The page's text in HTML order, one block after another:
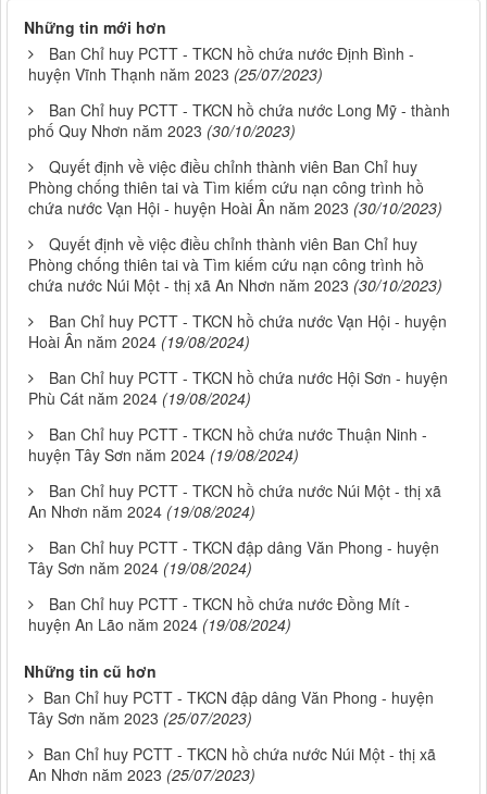
Những tin mới hơn
Ban Chỉ huy PCTT - TKCN hồ chứa nước Định Bình -
huyện Vĩnh Thạnh năm 2023 (25/07/2023)
Ban Chỉ huy PCTT - TKCN hồ chứa nước Long Mỹ - thành
phố Quy Nhơn năm 2023 (30/10/2023)
Quyết định về việc điều chỉnh thành viên Ban Chỉ huy
Phòng chống thiên tai và Tìm kiếm cứu nạn công trình hồ
chứa nước Vạn Hội - huyện Hoài Ân năm 2023 (30/10/2023)
Quyết định về việc điều chỉnh thành viên Ban Chỉ huy
Phòng chống thiên tai và Tìm kiếm cứu nạn công trình hồ
chứa nước Núi Một - thị xã An Nhơn năm 2023 (30/10/2023)
Ban Chỉ huy PCTT - TKCN hồ chứa nước Vạn Hội - huyện
Hoài Ân năm 2024 (19/08/2024)
Ban Chỉ huy PCTT - TKCN hồ chứa nước Hội Sơn - huyện
Phù Cát năm 2024 (19/08/2024)
Ban Chỉ huy PCTT - TKCN hồ chứa nước Thuận Ninh -
huyện Tây Sơn năm 2024 (19/08/2024)
Ban Chỉ huy PCTT - TKCN hồ chứa nước Núi Một - thị xã
An Nhơn năm 2024 (19/08/2024)
Ban Chỉ huy PCTT - TKCN đập dâng Văn Phong - huyện
Tây Sơn năm 2024 (19/08/2024)
Ban Chỉ huy PCTT - TKCN hồ chứa nước Đồng Mít -
huyện An Lão năm 2024 (19/08/2024)
Những tin cũ hơn
Ban Chỉ huy PCTT - TKCN đập dâng Văn Phong - huyện
Tây Sơn năm 2023 (25/07/2023)
Ban Chỉ huy PCTT - TKCN hồ chứa nước Núi Một - thị xã
An Nhơn năm 2023 (25/07/2023)